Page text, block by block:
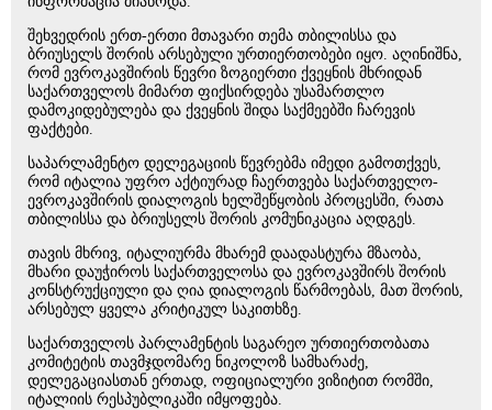
შეხვედრის ერთ-ერთი მთავარი თემა თბილისსა და
ბრიუსელს შორის არსებული ურთიერთობები იყო. აღინიშნა,
რომ ევროკავშირის წევრი ზოგიერთი ქვეყნის მხრიდან
საქართველოს მიმართ ფიქსირდება უსამართლო
დამოკიდებულება და ქვეყნის შიდა საქმეებში ჩარევის
ფაქტები.
საპარლამენტო დელეგაციის წევრებმა იმედი გამოთქვეს,
რომ იტალია უფრო აქტიურად ჩაერთვება საქართველო-
ევროკავშირის დიალოგის ხელშეწყობის პროცესში, რათა
თბილისსა და ბრიუსელს შორის კომუნიკაცია აღდგეს.
თავის მხრივ, იტალიურმა მხარემ დაადასტურა მზაობა,
მხარი დაუჭიროს საქართველოსა და ევროკავშირს შორის
კონსტრუქციული და ღია დიალოგის წარმოებას, მათ შორის,
არსებულ ყველა კრიტიკულ საკითხზე.
საქართველოს პარლამენტის საგარეო ურთიერთობათა
კომიტეტის თავმჯდომარე ნიკოლოზ სამხარაძე,
დელეგაციასთან ერთად, ოფიციალური ვიზიტით რომში,
იტალიის რესპუბლიკაში იმყოფება.